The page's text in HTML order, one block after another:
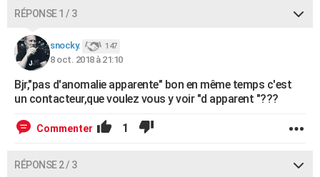
Bricolage
Lifestyle
Culture
Sport
Auto
Television
Voyage
Cinema
RÉPONSE 1 / 3
snocky. 147
8 oct. 2018 à 21:10
Bjr,"pas d'anomalie apparente" bon en même temps c'est
un contacteur,que voulez vous y voir "d apparent "???
Commenter 1
RÉPONSE 2 / 3